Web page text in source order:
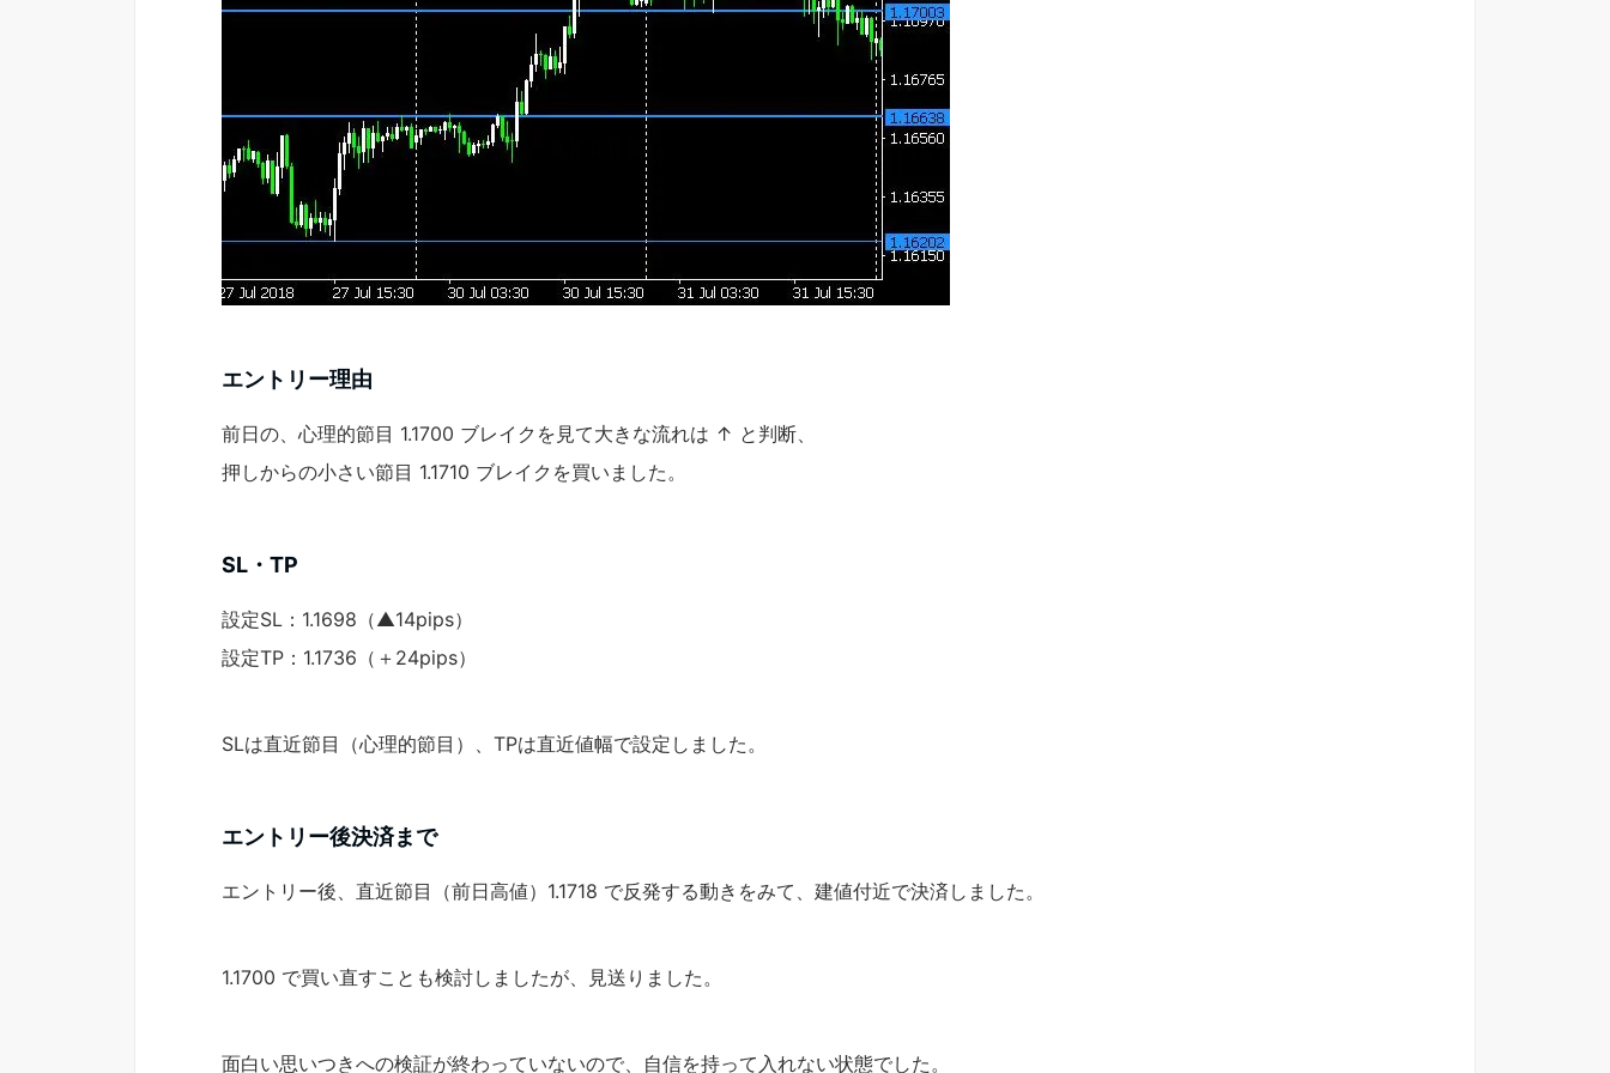
エントリー理由
前日の、心理的節目 1.1700 ブレイクを見て大きな流れは ↑ と判断、
押しからの小さい節目 1.1710 ブレイクを買いました。
SL・TP
設定SL：1.1698（▲14pips）
設定TP：1.1736（＋24pips）
SLは直近節目（心理的節目）、TPは直近値幅で設定しました。
エントリー後決済まで
エントリー後、直近節目（前日高値）1.1718 で反発する動きをみて、建値付近で決済しました。
1.1700 で買い直すことも検討しましたが、見送りました。
面白い思いつきへの検証が終わっていないので、自信を持って入れない状態でした。